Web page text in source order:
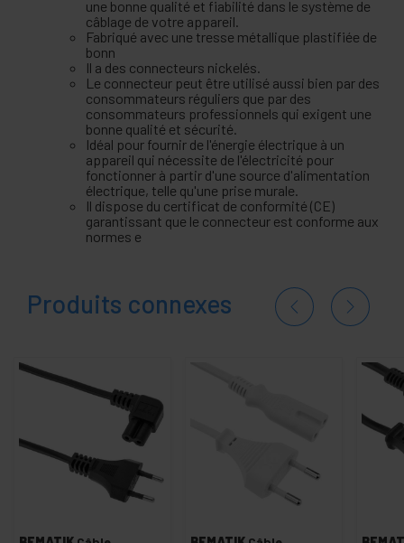
une bonne qualité et fiabilité dans le système de
câblage de votre appareil.
Fabriqué avec une tresse métallique plastifiée de
bonn
Il a des connecteurs nickelés.
Le connecteur peut être utilisé aussi bien par des
consommateurs réguliers que par des
consommateurs professionnels qui exigent une
bonne qualité et sécurité.
Idéal pour fournir de l'énergie électrique à un
appareil qui nécessite de l'électricité pour
fonctionner à partir d'une source d'alimentation
électrique, telle qu'une prise murale.
Il dispose du certificat de conformité (CE)
garantissant que le connecteur est conforme aux
normes e
Produits connexes